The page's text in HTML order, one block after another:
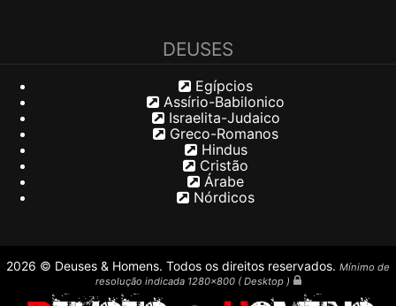
DEUSES
Egípcios
Assírio-Babilonico
Israelita-Judaico
Greco-Romanos
Hindus
Cristão
Árabe
Nórdicos
2026 © Deuses & Homens. Todos os direitos reservados. Mínimo de
resolução indicada 1280x800 ( Desktop )